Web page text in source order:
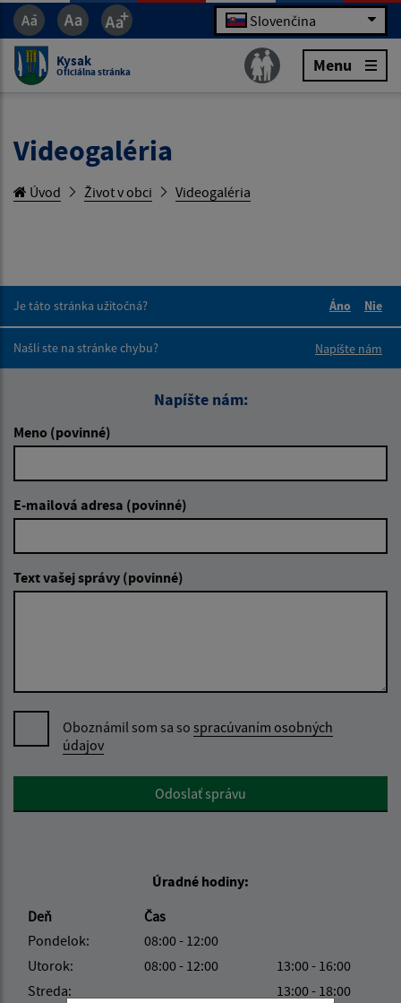
Slovenčina
Kysak
Oficiálna stránka Menu
Videogaléria
Úvod Život v obci Videogaléria
Je táto stránka užitočná?
Áno
Nie
Našli ste na stránke chybu?
Napíšte nám
Napíšte nám:
Meno (povinné)
E-mailová adresa (povinné)
Text vašej správy (povinné)
Oboznámil som sa so spracúvaním osobných
údajov
Google reCaptcha ResponseOdoslať správu
Úradné hodiny:
Deň
Čas
Pondelok:
08:00 - 12:00
Utorok:
08:00 - 12:00
13:00 - 16:00
Streda:
13:00 - 18:00